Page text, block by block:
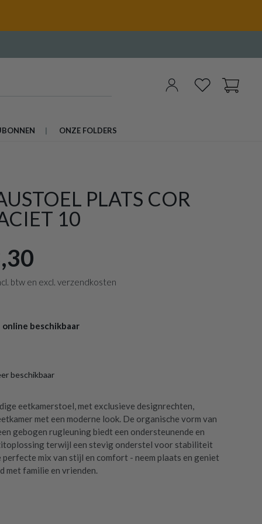
ONZE FOLDERS
PLATS COR
10
btw en excl. verzendkosten
beschikbaar
beschikbaar
eetkamerstoel, met exclusieve designrechten,
met een moderne look. De organische vorm van
gebogen rugleuning biedt een ondersteunende en
terwijl een stevig onderstel voor stabiliteit
perfecte mix van stijl en comfort - neem plaats en geniet
met familie en vrienden.